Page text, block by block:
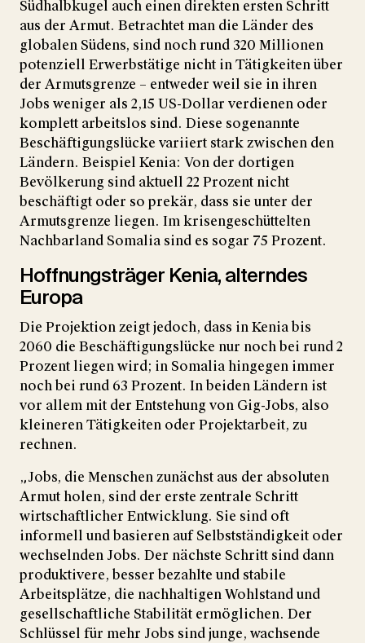
Südhalbkugel auch einen direkten ersten Schritt
aus der Armut. Betrachtet man die Länder des
globalen Südens, sind noch rund 320 Millionen
potenziell Erwerbstätige nicht in Tätigkeiten über
der Armutsgrenze – entweder weil sie in ihren
Jobs weniger als 2,15 US-Dollar verdienen oder
komplett arbeitslos sind. Diese sogenannte
Beschäftigungslücke variiert stark zwischen den
Ländern. Beispiel Kenia: Von der dortigen
Bevölkerung sind aktuell 22 Prozent nicht
beschäftigt oder so prekär, dass sie unter der
Armutsgrenze liegen. Im krisengeschüttelten
Nachbarland Somalia sind es sogar 75 Prozent.
Hoffnungsträger Kenia, alterndes
Europa
Die Projektion zeigt jedoch, dass in Kenia bis
2060 die Beschäftigungslücke nur noch bei rund 2
Prozent liegen wird; in Somalia hingegen immer
noch bei rund 63 Prozent. In beiden Ländern ist
vor allem mit der Entstehung von Gig-Jobs, also
kleineren Tätigkeiten oder Projektarbeit, zu
rechnen.
„Jobs, die Menschen zunächst aus der absoluten
Armut holen, sind der erste zentrale Schritt
wirtschaftlicher Entwicklung. Sie sind oft
informell und basieren auf Selbstständigkeit oder
wechselnden Jobs. Der nächste Schritt sind dann
produktivere, besser bezahlte und stabile
Arbeitsplätze, die nachhaltigen Wohlstand und
gesellschaftliche Stabilität ermöglichen. Der
Schlüssel für mehr Jobs sind junge, wachsende